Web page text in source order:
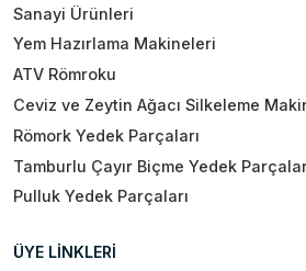
Sanayi Ürünleri
Yem Hazırlama Makineleri
ATV Römroku
Ceviz ve Zeytin Ağacı Silkeleme
Römork Yedek Parçaları
Tamburlu Çayır Biçme Yedek
Pulluk Yedek Parçaları
ÜYE LİNKLERİ